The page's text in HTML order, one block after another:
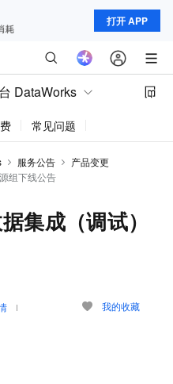
打开 APP
DataWorks
常见问题
服务公告
产品变更
组下线公告
集成（调试）
我的收藏